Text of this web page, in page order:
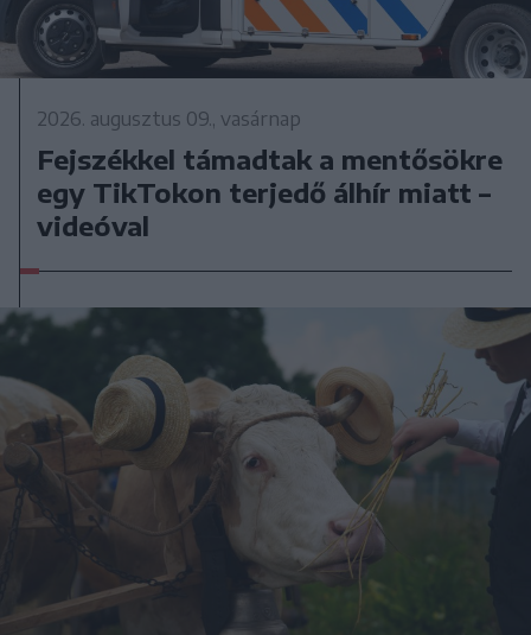
2026. augusztus 09., vasárnap
Fejszékkel támadtak a mentősökre
egy TikTokon terjedő álhír miatt –
videóval